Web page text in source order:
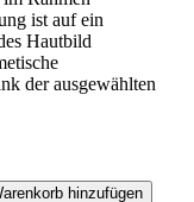
ist auf ein
Hautbild
der ausgewählten
hinzufügen